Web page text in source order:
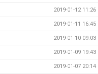
2019-01-12 11:26
2019-01-11 16:45
2019-01-10 09:03
2019-01-09 19:43
2019-01-07 20:14